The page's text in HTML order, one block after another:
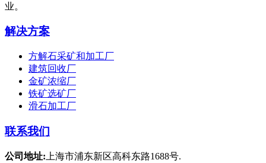
业。
解决方案
方解石采矿和加工厂
建筑回收厂
金矿浓缩厂
铁矿选矿厂
滑石加工厂
联系我们
公司地址: 上海市浦东新区高科东路1688号.